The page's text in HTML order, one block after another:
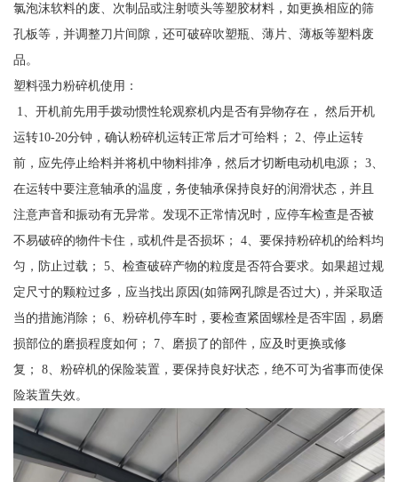
氯泡沫软料的废、次制品或注射喷头等塑胶材料，如更换相应的筛
孔板等，并调整刀片间隙，还可破碎吹塑瓶、薄片、薄板等塑料废
品。
塑料强力粉碎机使用：
1、开机前先用手拨动惯性轮观察机内是否有异物存在， 然后开机
运转10-20分钟，确认粉碎机运转正常后才可给料； 2、停止运转
前，应先停止给料并将机中物料排净，然后才切断电动机电源； 3、
在运转中要注意轴承的温度，务使轴承保持良好的润滑状态，并且
注意声音和振动有无异常。发现不正常情况时，应停车检查是否被
不易破碎的物件卡住，或机件是否损坏； 4、要保持粉碎机的给料均
匀，防止过载； 5、检查破碎产物的粒度是否符合要求。如果超过规
定尺寸的颗粒过多，应当找出原因(如筛网孔隙是否过大)，并采取适
当的措施消除； 6、粉碎机停车时，要检查紧固螺栓是否牢固，易磨
损部位的磨损程度如何； 7、磨损了的部件，应及时更换或修
复； 8、粉碎机的保险装置，要保持良好状态，绝不可为省事而使保
险装置失效。